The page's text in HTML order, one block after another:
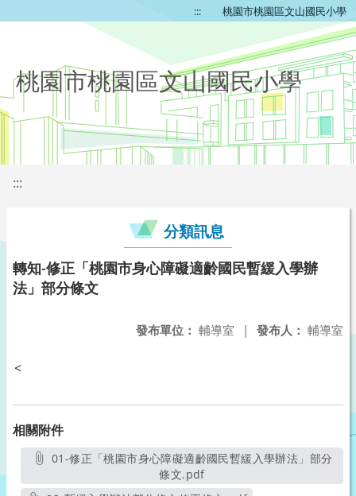
::: 桃園市桃園區文山國民小學
桃園市桃園區文山國民小學
:::
分類訊息
轉知-修正「桃園市身心障礙適齡國民暫緩入學辦
法」部分條文
發布人： 輔導室
發布單位： 輔導室 |
<
相關附件
條文.pdf另開新視窗